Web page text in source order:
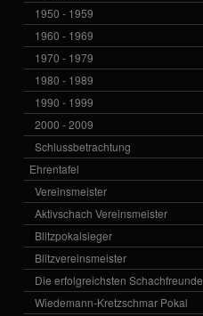
1950 - 1959
1960 - 1969
1970 - 1979
1980 - 1989
1990 - 1999
2000 - 2009
Schlussbetrachtung
Ehrentafel
Vereinsmeister
Aktivschach Vereinsmeister
Blitzpokalsieger
Blitzvereinsmeister
Die erfolgreichsten Schachfreunde
Wiedemann-Kretzschmar Pokal